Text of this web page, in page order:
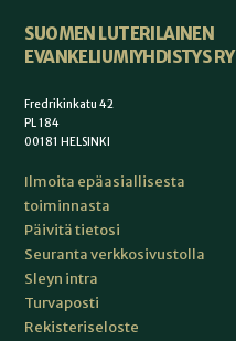
SUOMEN LUTERILAINEN
EVANKELIUMIYHDISTYS RY
Fredrikinkatu 42
PL 184
00181 HELSINKI
Ilmoita epäasiallisesta
toiminnasta
Päivitä tietosi
Seuranta verkkosivustolla
Sleyn intra
Turvaposti
Rekisteriseloste